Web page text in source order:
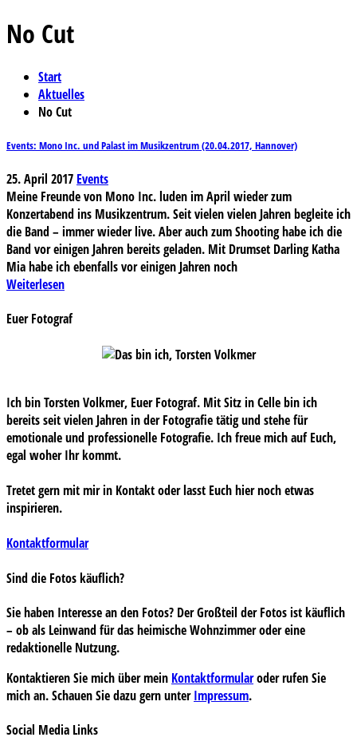
No Cut
Start
Aktuelles
No Cut
Events: Mono Inc. und Palast im Musikzentrum (20.04.2017, Hannover)
25. April 2017 Events
Meine Freunde von Mono Inc. luden im April wieder zum
Konzertabend ins Musikzentrum. Seit vielen vielen Jahren begleite ich
die Band – immer wieder live. Aber auch zum Shooting habe ich die
Band vor einigen Jahren bereits geladen. Mit Drumset Darling Katha
Mia habe ich ebenfalls vor einigen Jahren noch
Weiterlesen
Euer Fotograf
Ich bin Torsten Volkmer, Euer Fotograf. Mit Sitz in Celle bin ich
bereits seit vielen Jahren in der Fotografie tätig und stehe für
emotionale und professionelle Fotografie. Ich freue mich auf Euch,
egal woher Ihr kommt.
Tretet gern mit mir in Kontakt oder lasst Euch hier noch etwas
inspirieren.
Kontaktformular
Sind die Fotos käuflich?
Sie haben Interesse an den Fotos? Der Großteil der Fotos ist käuflich
– ob als Leinwand für das heimische Wohnzimmer oder eine
redaktionelle Nutzung.
Kontaktieren Sie mich über mein Kontaktformularoder rufen Sie
mich an. Schauen Sie dazu gern unterImpressum.
Social Media Links